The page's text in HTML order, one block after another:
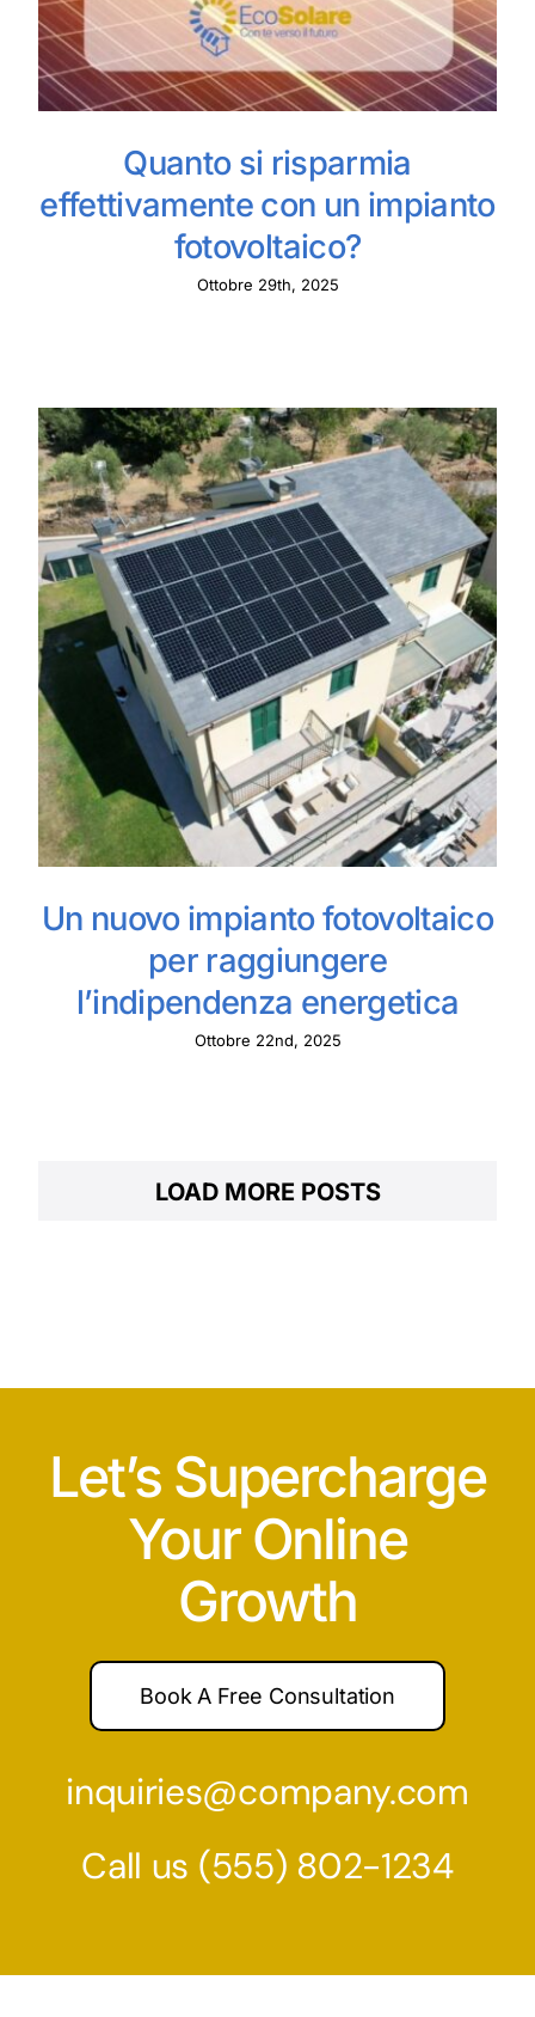
Quanto si risparmia
effettivamente con un impianto
fotovoltaico?
Ottobre 29th, 2025
Un nuovo impianto fotovoltaico
per raggiungere
l’indipendenza energetica
Ottobre 22nd, 2025
LOAD MORE POSTS
Let’s Supercharge
Your Online
Growth
Book A Free Consultation
inquiries@company.com
Call us (555) 802-1234